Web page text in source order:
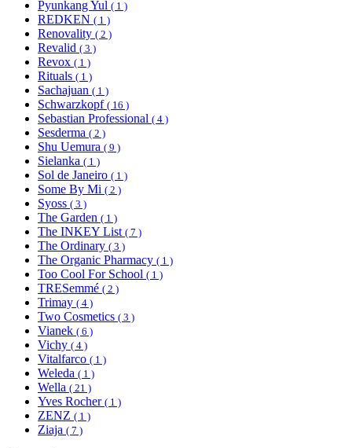
Pyunkang Yul ( 1 )
REDKEN ( 1 )
Renovality ( 2 )
Revalid ( 3 )
Revox ( 1 )
Rituals ( 1 )
Sachajuan ( 1 )
Schwarzkopf ( 16 )
Sebastian Professional ( 4 )
Sesderma ( 2 )
Shu Uemura ( 9 )
Sielanka ( 1 )
Sol de Janeiro ( 1 )
Some By Mi ( 2 )
Syoss ( 3 )
The Garden ( 1 )
The INKEY List ( 7 )
The Ordinary ( 3 )
The Organic Pharmacy ( 1 )
Too Cool For School ( 1 )
TRESemmé ( 2 )
Trimay ( 4 )
Two Cosmetics ( 3 )
Vianek ( 6 )
Vichy ( 4 )
Vitalfarco ( 1 )
Weleda ( 1 )
Wella ( 21 )
Yves Rocher ( 1 )
ZENZ ( 1 )
Ziaja ( 7 )